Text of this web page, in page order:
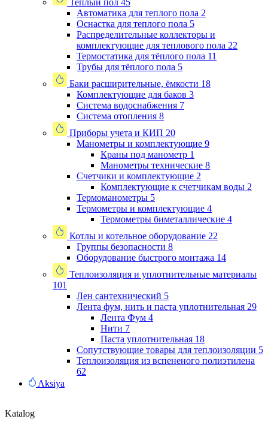
Теплый пол 45
Автоматика для теплого пола 2
Оснастка для теплого пола 5
Распределительные коллекторы и
комплектующие для теплового пола 22
Термостатика для тёплого пола 11
Трубы для тёплого пола 5
Баки расширительные, ёмкости 18
Комплектующие для баков 3
Система водоснабжения 7
Система отопления 8
Приборы учета и КИП 20
Манометры и комплектующие 9
Краны под манометр 1
Манометры технические 8
Счетчики и комплектующие 2
Комплектующие к счетчикам воды 2
Термоманометры 5
Термометры и комплектующие 4
Термометры биметаллические 4
Котлы и котельное оборудование 22
Группы безопасности 8
Оборудование быстрого монтажа 14
Теплоизоляция и уплотнительные материалы
101
Лен сантехнический 5
Лента фум, нить и паста уплотнительная 29
Лента Фум 4
Нити 7
Паста уплотнительная 18
Сопутствующие товары для теплоизоляции 5
Теплоизоляция из вспененого полиэтилена
62
Aksiya
Katalog